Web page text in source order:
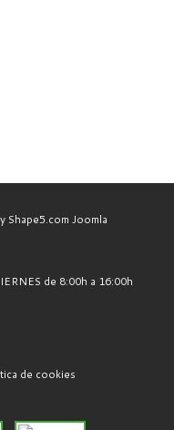
Shape5.com Joomla
de 8:00h a 16:00h
de cookies